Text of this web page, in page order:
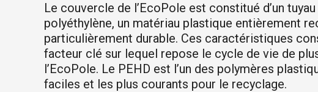
Le couvercle de l’EcoPole est constitué d’un tuyau
polyéthylène, un matériau plastique entièrement
particulièrement durable. Ces caractéristiques
facteur clé sur lequel repose le cycle de vie de
l’EcoPole. Le PEHD est l’un des polymères
faciles et les plus courants pour le recyclage.